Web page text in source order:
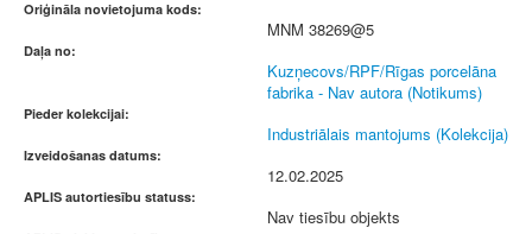
Oriģināla novietojuma kods:
MNM 38269@5
Daļa no:
Kuzņecovs/RPF/Rīgas porcelāna
fabrika - Nav autora (Notikums)
Pieder kolekcijai:
Industriālais mantojums (Kolekcija)
Izveidošanas datums:
12.02.2025
APLIS autortiesību statuss:
Nav tiesību objekts